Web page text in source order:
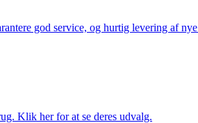
god service, og hurtig levering af
Klik her for at se deres udvalg.